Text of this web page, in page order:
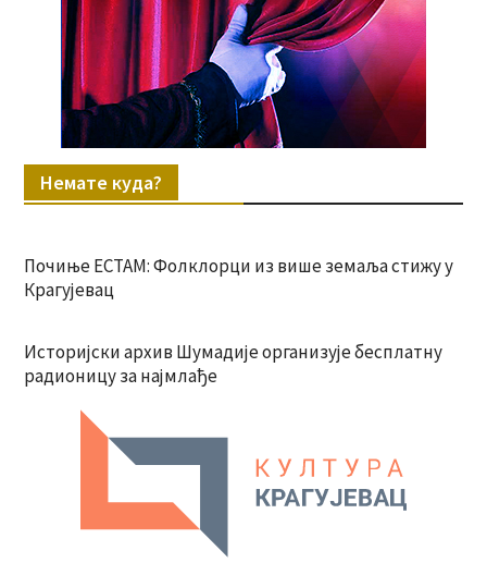
Немате куда?
Почиње ЕСТАМ: Фолклорци из више земаља стижу у
Крагујевац
Историјски архив Шумадије организује бесплатну
радионицу за најмлађе